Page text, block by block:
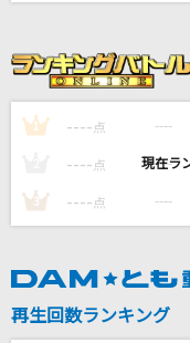
I LOVE YOU
別れても好きな人
Butter-Fly
1 ---- 点 ----
---- 点 ----
3 ---- 点 ----
再生回数ランキング